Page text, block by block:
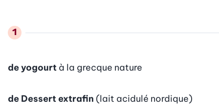
de yogourt à la grecque nature
de Dessert extrafin (lait acidulé nordique)